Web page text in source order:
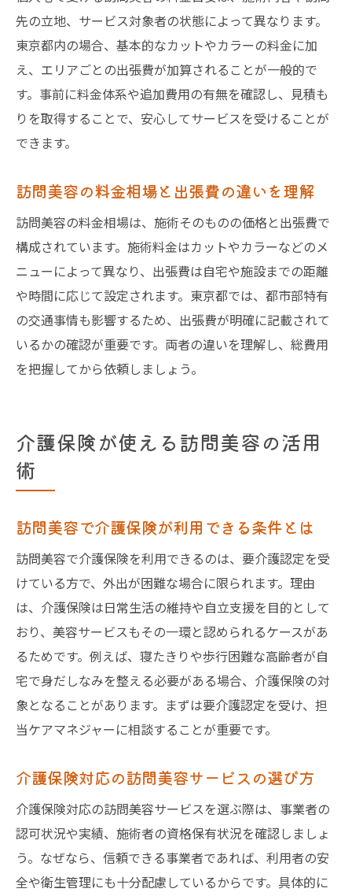
先の立地、サービス対象者の状態によって異なります。
東京都内の場合、基本的なカットやカラーの料金に加
え、エリアごとの出張費が加算されることが一般的で
す。事前に料金体系や追加費用の有無を確認し、見積も
りを取得することで、安心してサービスを受けることが
できます。
訪問美容の料金相場と出張費の違いを理解
訪問美容の料金相場は、施術そのものの価格と出張費で
構成されています。施術料金はカットやカラーなどのメ
ニューによって異なり、出張費は自宅や施設までの距離
や時間に応じて設定されます。東京都では、都市部特有
の交通事情も影響するため、出張費が明確に記載されて
いるかの確認が重要です。両者の違いを理解し、総費用
を把握してから依頼しましょう。
介護保険が使える訪問美容の活用
術
訪問美容で介護保険が利用できる条件とは
訪問美容で介護保険を利用できるのは、要介護認定を受
けている方で、外出が困難な場合に限られます。理由
は、介護保険は日常生活の維持や自立支援を目的として
おり、美容サービスもその一環と認められるケースがあ
るためです。例えば、寝たきりや歩行困難な高齢者が自
宅で身だしなみを整える必要がある場合、介護保険の対
象となることがあります。まずは要介護認定を受け、担
当ケアマネジャーに相談することが重要です。
介護保険対応の訪問美容サービスの選び方
介護保険対応の訪問美容サービスを選ぶ際は、事業者の
認可状況や実績、施術者の資格保有状況を確認しましょ
う。なぜなら、信頼できる事業者であれば、利用者の安
全や衛生管理にも十分配慮しているからです。具体的に